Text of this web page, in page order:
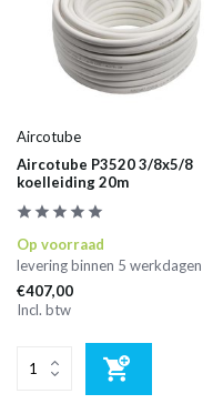
Aircotube
Aircotube P3520 3/8x5/8
koelleiding 20m
Op voorraad
levering binnen 5 werkdagen
€407,00
Incl. btw